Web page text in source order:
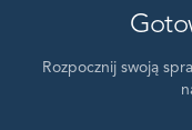
Rozpocznij swoją